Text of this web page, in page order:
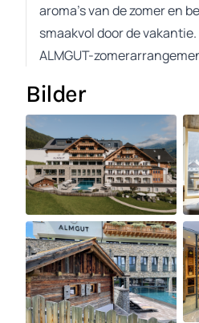
aroma’s van de zomer en
smaakvol door de vakantie.
ALMGUT-
Bilder